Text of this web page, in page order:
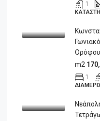
1
Ορόφου
m2
1